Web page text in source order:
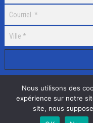
Selectick © 2020
Nous utilisons des
expérience sur notre
site, nous